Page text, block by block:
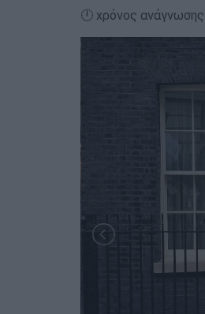
🕛 χρόνος